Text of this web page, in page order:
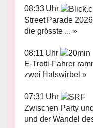
08:33 Uhr
Street Parade
die grösste ... »
08:11 Uhr
E-Trotti-Fahrer
zwei Halswirbel »
07:31 Uhr
Zwischen Party
und der Wandel